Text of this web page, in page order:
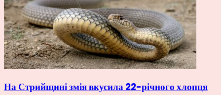
На Стрийщині змія вкусила 22-річного хлопця